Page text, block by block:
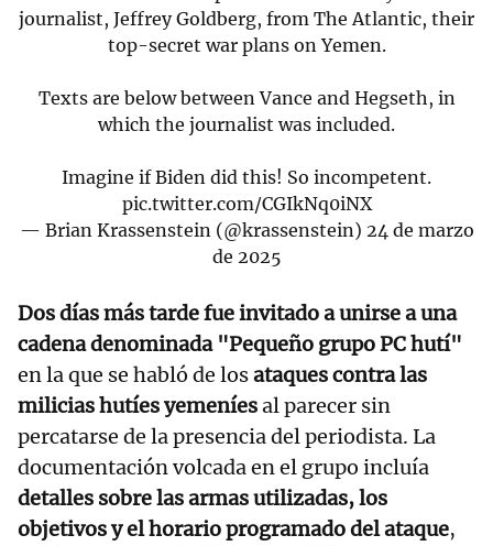
journalist, Jeffrey Goldberg, from The Atlantic, their
top-secret war plans on Yemen.
Texts are below between Vance and Hegseth, in
which the journalist was included.
Imagine if Biden did this! So incompetent.
pic.twitter.com/CGIkNq0iNX
— Brian Krassenstein (@krassenstein) 24 de marzo
de 2025
Dos días más tarde fue invitado a unirse a una
cadena denominada "Pequeño grupo PC hutí"
en la que se habló de losataques contra las
milicias hutíes yemeníesal parecer sin
percatarse de la presencia del periodista. La
documentación volcada en el grupo incluía
detalles sobre las armas utilizadas, los
objetivos y el horario programado del ataque,